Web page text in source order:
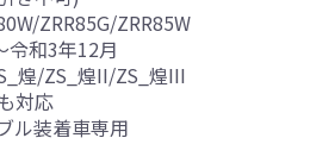
ZRR85G/ZRR85W
令和3年12月
煌/ZS_煌II/ZS_煌III
対応
ル装着車専用